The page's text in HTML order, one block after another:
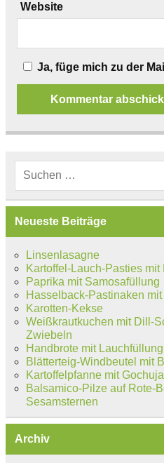
Website
Ja, füge mich zu der
Neueste Beiträge
Linsenlasagne
Kartoffel-Lauch-Pasties
Paprika mit Samosafüllung
Hasselback-Pastinaken
Karotten-Kekse
Weißkrautkuchen mit Dill-
Zwiebeln
Handbrote mit
Blätterteig-Windbeutel mit
Kartoffelpfanne mit
Balsamico-Pilze auf Rote-
Sesamsternen
Archiv